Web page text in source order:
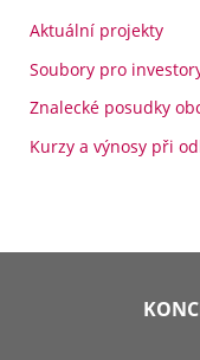
Aktuální projekty
Soubory pro
Znalecké posudky
Kurzy a výnosy při